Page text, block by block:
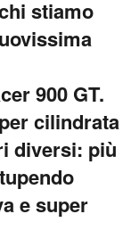
stiamo
900 GT.
cilindrata
diversi: più
e super